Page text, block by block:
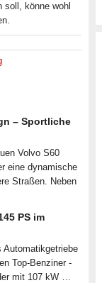
soll, könne wohl
– Sportliche
Volvo S60
eine dynamische
Straßen. Neben
PS im
Top-Benziner -
mit 107 kW …